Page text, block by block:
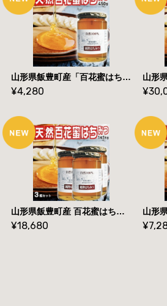
山形県飯豊町産「百花蜜はちみつ450g」国産蜂蜜100% 無添加 送料無料
¥4,280
山形県飯豊町産 百花蜜はちみつ1kg×3瓶 国産蜂蜜100% 無添加 送料無料
¥18,680